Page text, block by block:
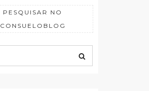
PESQUISAR NO
CONSUELOBLOG